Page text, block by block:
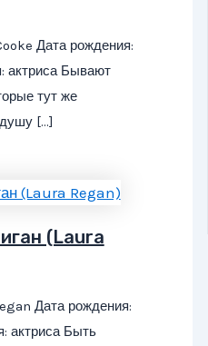
Дата рождения:
актриса Бывают
тут же
[…]
(Laura
Дата рождения:
актриса Быть